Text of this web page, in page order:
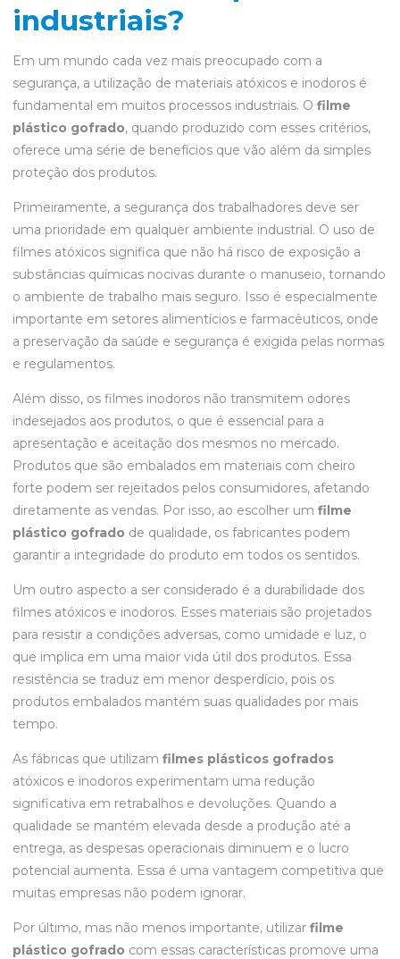
industriais?
Em um mundo cada vez mais preocupado com a
segurança, a utilização de materiais atóxicos e inodoros é
fundamental em muitos processos industriais. O filme
plástico gofrado, quando produzido com esses critérios,
oferece uma série de benefícios que vão além da simples
proteção dos produtos.
Primeiramente, a segurança dos trabalhadores deve ser
uma prioridade em qualquer ambiente industrial. O uso de
filmes atóxicos significa que não há risco de exposição a
substâncias químicas nocivas durante o manuseio, tornando
o ambiente de trabalho mais seguro. Isso é especialmente
importante em setores alimentícios e farmacêuticos, onde
a preservação da saúde e segurança é exigida pelas normas
e regulamentos.
Além disso, os filmes inodoros não transmitem odores
indesejados aos produtos, o que é essencial para a
apresentação e aceitação dos mesmos no mercado.
Produtos que são embalados em materiais com cheiro
forte podem ser rejeitados pelos consumidores, afetando
diretamente as vendas. Por isso, ao escolher um filme
plástico gofrado de qualidade, os fabricantes podem
garantir a integridade do produto em todos os sentidos.
Um outro aspecto a ser considerado é a durabilidade dos
filmes atóxicos e inodoros. Esses materiais são projetados
para resistir a condições adversas, como umidade e luz, o
que implica em uma maior vida útil dos produtos. Essa
resistência se traduz em menor desperdício, pois os
produtos embalados mantém suas qualidades por mais
tempo.
As fábricas que utilizam filmes plásticos gofrados
atóxicos e inodoros experimentam uma redução
significativa em retrabalhos e devoluções. Quando a
qualidade se mantém elevada desde a produção até a
entrega, as despesas operacionais diminuem e o lucro
potencial aumenta. Essa é uma vantagem competitiva que
muitas empresas não podem ignorar.
Por último, mas não menos importante, utilizar filme
plástico gofrado com essas características promove uma